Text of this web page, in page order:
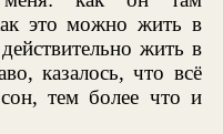
это можно жить в
жить в
казалось, что всё
тем более что и